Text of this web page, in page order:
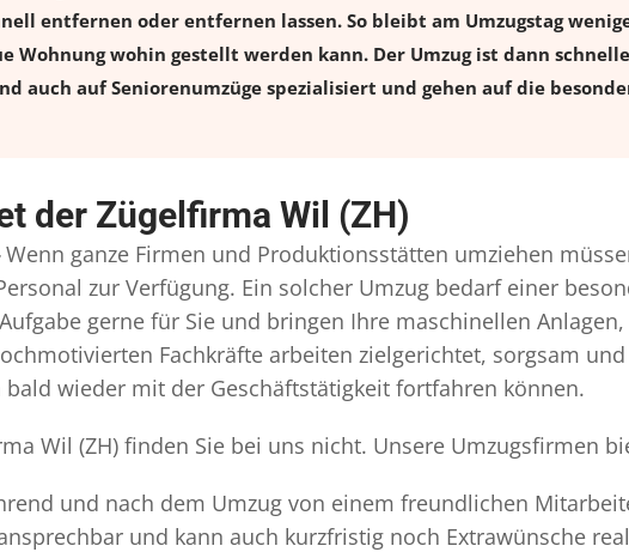
entfernen oder entfernen lassen. So bleibt am Umzugstag
Wohnung wohin gestellt werden kann. Der Umzug ist dann
auch auf Seniorenumzüge spezialisiert und gehen auf die
der Zügelfirma Wil (ZH)
Wenn ganze Firmen und Produktionsstätten umziehen
zur Verfügung. Ein solcher Umzug bedarf einer
gerne für Sie und bringen Ihre maschinellen
Fachkräfte arbeiten zielgerichtet, sorgsam
bald wieder mit der Geschäftstätigkeit fortfahren können.
Wil (ZH) finden Sie bei uns nicht. Unsere Umzugsfirmen
und nach dem Umzug von einem freundlichen
und kann auch kurzfristig noch Extrawünsche